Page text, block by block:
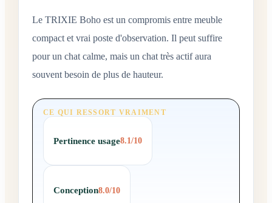
Le TRIXIE Boho est un compromis entre meuble
compact et vrai poste d'observation. Il peut suffire
pour un chat calme, mais un chat très actif aura
souvent besoin de plus de hauteur.
CE QUI RESSORT VRAIMENT
Pertinence usage8.1/10
Conception8.0/10